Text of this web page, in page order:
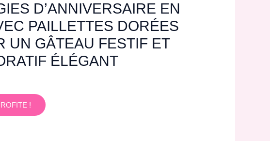
D’ANNIVERSAIRE EN
PAILLETTES DORÉES
UN GÂTEAU FESTIF ET
ÉLÉGANT
!